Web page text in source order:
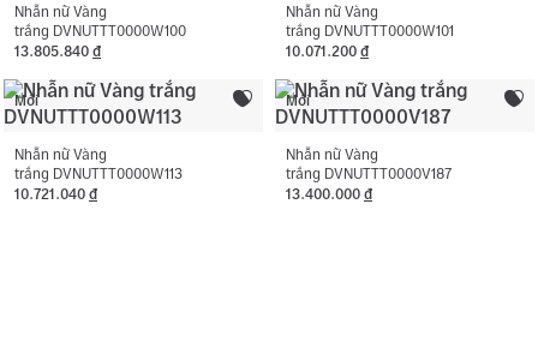
Nhẫn nữ Vàng
trắng DVNUTTT0000W100
13.805.840 đ
Nhẫn nữ Vàng
trắng DVNUTTT0000W101
10.071.200 đ
Mới
Nhẫn nữ Vàng
trắng DVNUTTT0000W113
10.721.040 đ
Mới
Nhẫn nữ Vàng
trắng DVNUTTT0000V187
13.400.000 đ